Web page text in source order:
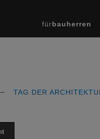
fürbauherren
TAG DER